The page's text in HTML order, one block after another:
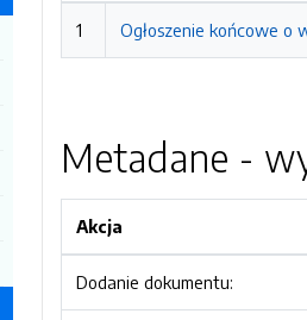
1 Ogłoszenie końcowe o
Metadane -
Akcja
Dodanie dokumentu: